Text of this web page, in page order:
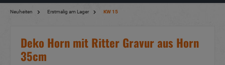
Neuheiten Erstmalig am Lager KW 15
Deko Horn mit Ritter Gravur aus Horn
35cm